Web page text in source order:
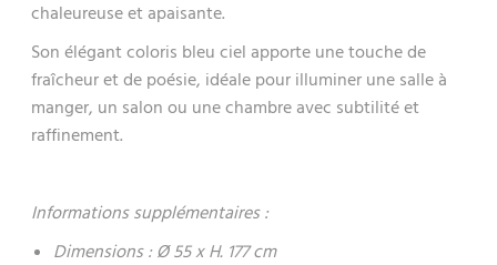
chaleureuse et apaisante.
Son élégant coloris bleu ciel apporte une touche de
fraîcheur et de poésie, idéale pour illuminer une salle à
manger, un salon ou une chambre avec subtilité et
raffinement.
Informations supplémentaires :
Dimensions : Ø 55 x H. 177 cm